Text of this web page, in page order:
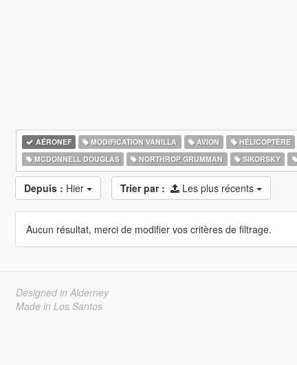
AÉRONEF MODIFICATION VANILLA AVION HÉLICOPTÈRE
MCDONNELL DOUGLAS
NORTHROP GRUMMAN SIKORSKY
Depuis : Hier Trier par : Les plus récents
Aucun résultat, merci de modifier vos critères de filtrage.
Designed in Alderney
Made in Los Santos